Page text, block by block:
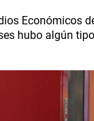
Económicos
hubo algún